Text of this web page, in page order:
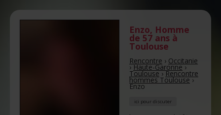
Enzo, Homme
de 57 ans à
Toulouse
Rencontre › Occitanie
›Haute-Garonne›
Toulouse›Rencontre
hommes Toulouse›
Enzo
ici pour discuter